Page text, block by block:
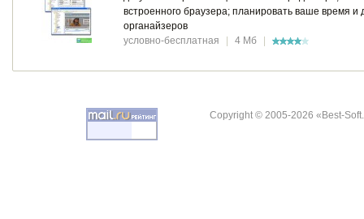
встроенного браузера; планировать ваше время и
органайзеров
условно-бесплатная
| 4 Мб |
Copyright © 2005-2026 «Best-